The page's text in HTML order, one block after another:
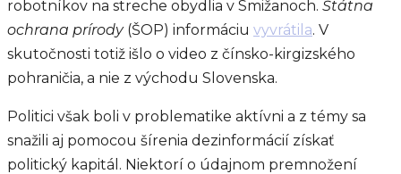
robotníkov na streche obydlia v Smižanoch. Štátna
ochrana prírody(ŠOP) informáciu vyvrátila. V
skutočnosti totiž išlo o video z čínsko-kirgizského
pohraničia, a nie z východu Slovenska.
Politici však boli v problematike aktívni a z témy sa
snažili aj pomocou šírenia dezinformácií získať
politický kapitál. Niektorí o údajnom premnožení